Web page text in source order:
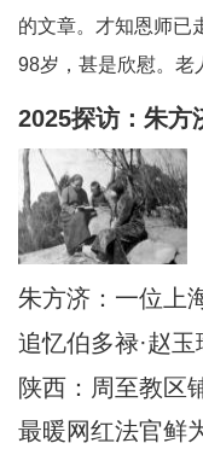
的文章。才知恩师已
98岁，甚是欣慰。老
一、和蔼可亲的英
永远笑眯眯。但对我
2025探访：朱方
堂+后记：佘山校
朱方济：一位上
追忆伯多禄·赵
生
陕西：周至教区
仰与文化传承之桥
最暖网红法官鲜